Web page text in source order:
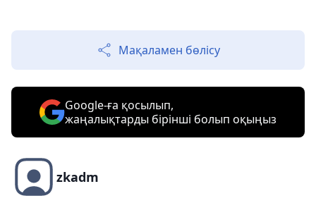
Мақаламен бөлісу
Google-ға қосылып,
жаңалықтарды бірінші болып оқыңыз
zkadm